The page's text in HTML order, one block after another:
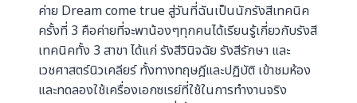
ค่าย Dream come true สู่วันที่ฉันเป็นนักรังสีเทคนิค
ครั้งที่ 3 คือค่ายที่จะพาน้องๆทุกคนได้เรียนรู้เกี่ยวกับรังสี
เทคนิคทั้ง 3 สาขา ได้แก่ รังสีวินิจฉัย รังสีรักษา และ
เวชศาสตร์นิวเคลียร์ ทั้งทางทฤษฎีและปฏิบัติ เข้าชมห้อง
และทดลองใช้เครื่องเอกซเรย์ที่ใช้ในการทำงานจริง